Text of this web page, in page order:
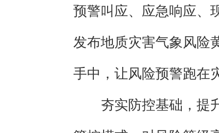
预警叫应、应急响应、
发布地质灾害气象风险
手中，让风险预警跑在
夯实防控基础，提